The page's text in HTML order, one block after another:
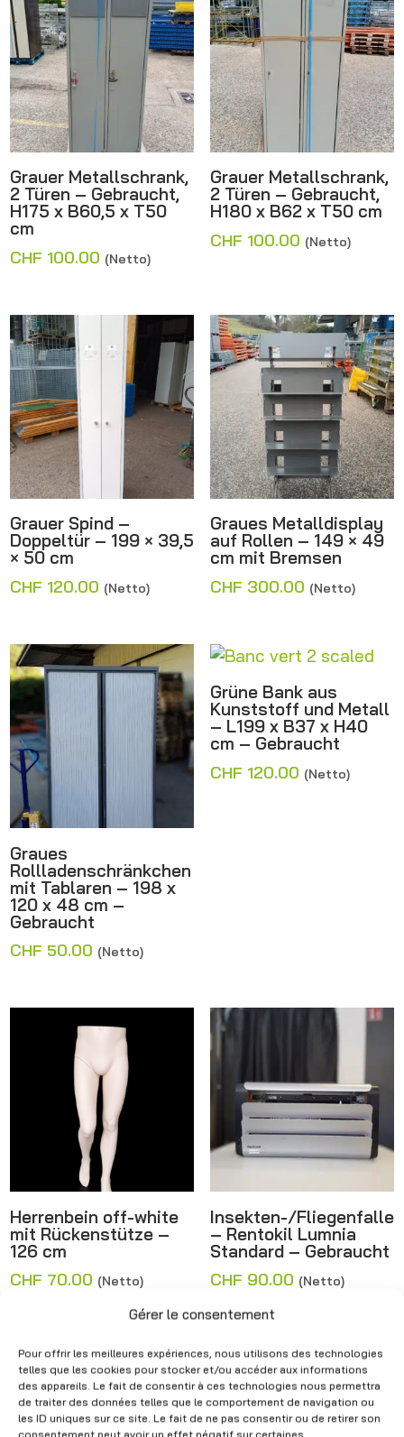
Gérer le consentement
Pour offrir les meilleures expériences, nous utilisons des technologies
telles que les cookies pour stocker et/ou accéder aux informations
des appareils. Le fait de consentir à ces technologies nous permettra
de traiter des données telles que le comportement de navigation ou
les ID uniques sur ce site. Le fait de ne pas consentir ou de retirer son
consentement peut avoir un effet négatif sur certaines
Grauer Metallschrank,
2 Türen – Gebraucht,
H175 x B60,5 x T50
cm
CHF 100.00 (Netto)
Grauer Metallschrank,
2 Türen – Gebraucht,
H180 x B62 x T50 cm
CHF 100.00 (Netto)
Grauer Spind –
Doppeltür – 199 × 39,5
× 50 cm
CHF 120.00 (Netto)
Graues Metalldisplay
auf Rollen – 149 × 49
cm mit Bremsen
CHF 300.00 (Netto)
Graues
Rollladenschränkchen
mit Tablaren – 198 x
120 x 48 cm –
Gebraucht
CHF 50.00 (Netto)
Grüne Bank aus
Kunststoff und Metall
– L199 x B37 x H40
cm – Gebraucht
CHF 120.00 (Netto)
Herrenbein off-white
mit Rückenstütze –
126 cm
CHF 70.00 (Netto)
Insekten-/Fliegenfalle
– Rentokil Lumnia
Standard – Gebraucht
CHF 90.00 (Netto)
Angebot!